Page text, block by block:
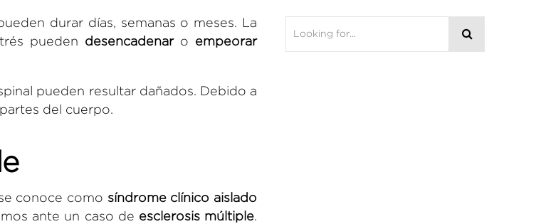
durar días, semanas o meses. La
pueden desencadenaro empeorar
pueden resultar dañados. Debido a
del cuerpo.
conoce como síndrome clínico aislado
ante un caso de esclerosis múltiple.